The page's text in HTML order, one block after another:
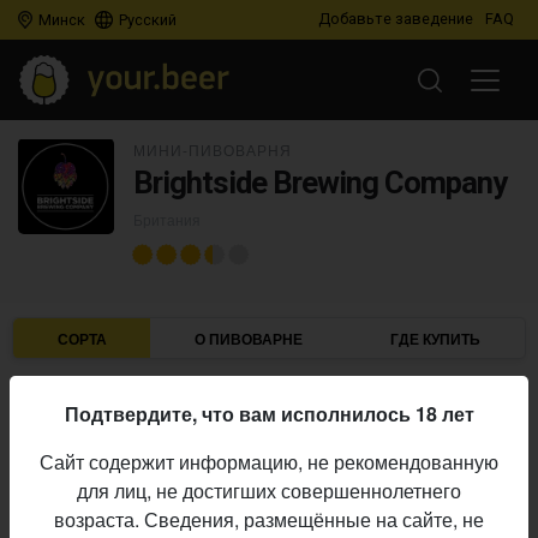
Минск Русский Добавьте заведение FAQ
Brightside Brewing Company
СОРТА О ПИВОВАРНЕ ГДЕ КУПИТЬ
ABV ДАТА В ПРОДАЖЕ
BRIGHTSIDE BREWING COMPANY
Cryo Simcoe IPA
Подтвердите, что вам исполнилось 18 лет
Сайт содержит информацию, не рекомендованную
для лиц, не достигших совершеннолетнего
возраста. Сведения, размещённые на сайте, не